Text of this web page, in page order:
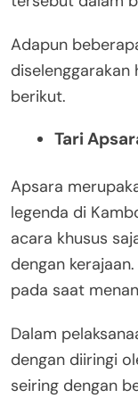
Adapun
diselenggarakan
berikut.
Tari
Apsara
legenda di
acara khusus
dengan
pada saat
Dalam
dengan diiringi
seiring dengan